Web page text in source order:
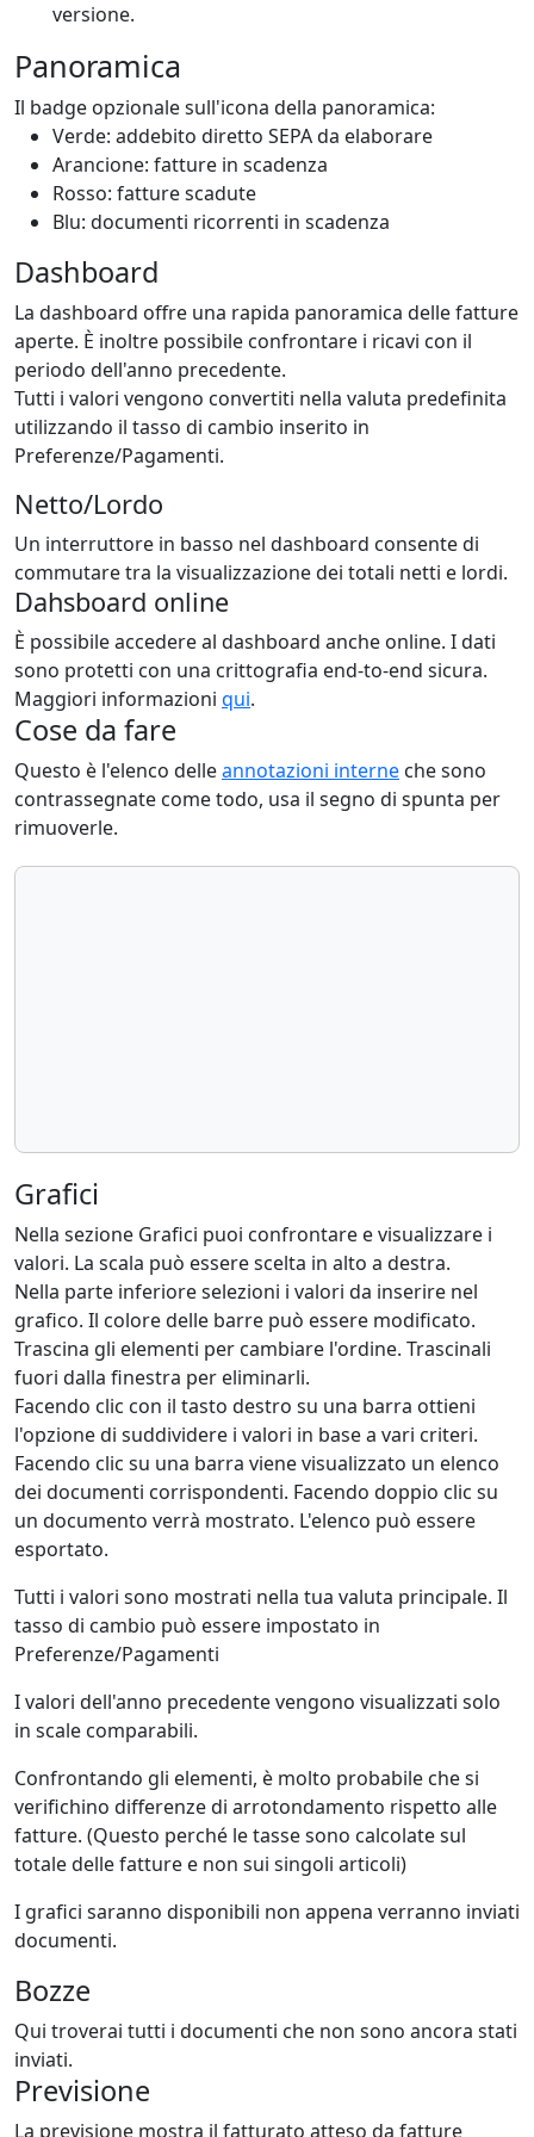
versione.
Panoramica
Il badge opzionale sull'icona della panoramica:
Verde: addebito diretto SEPA da elaborare
Arancione: fatture in scadenza
Rosso: fatture scadute
Blu: documenti ricorrenti in scadenza
Dashboard
La dashboard offre una rapida panoramica delle fatture
aperte. È inoltre possibile confrontare i ricavi con il
periodo dell'anno precedente.
Tutti i valori vengono convertiti nella valuta predefinita
utilizzando il tasso di cambio inserito in
Preferenze/Pagamenti.
Netto/Lordo
Un interruttore in basso nel dashboard consente di
commutare tra la visualizzazione dei totali netti e lordi.
Dahsboard online
È possibile accedere al dashboard anche online. I dati
sono protetti con una crittografia end-to-end sicura.
Maggiori informazioni qui.
Cose da fare
Questo è l'elenco delleannotazioni interne che sono
contrassegnate come todo, usa il segno di spunta per
rimuoverle.
Grafici
Nella sezione Grafici puoi confrontare e visualizzare i
valori. La scala può essere scelta in alto a destra.
Nella parte inferiore selezioni i valori da inserire nel
grafico. Il colore delle barre può essere modificato.
Trascina gli elementi per cambiare l'ordine. Trascinali
fuori dalla finestra per eliminarli.
Facendo clic con il tasto destro su una barra ottieni
l'opzione di suddividere i valori in base a vari criteri.
Facendo clic su una barra viene visualizzato un elenco
dei documenti corrispondenti. Facendo doppio clic su
un documento verrà mostrato. L'elenco può essere
esportato.
Tutti i valori sono mostrati nella tua valuta principale. Il
tasso di cambio può essere impostato in
Preferenze/Pagamenti
I valori dell'anno precedente vengono visualizzati solo
in scale comparabili.
Confrontando gli elementi, è molto probabile che si
verifichino differenze di arrotondamento rispetto alle
fatture. (Questo perché le tasse sono calcolate sul
totale delle fatture e non sui singoli articoli)
I grafici saranno disponibili non appena verranno inviati
documenti.
Bozze
Qui troverai tutti i documenti che non sono ancora stati
inviati.
Previsione
La previsione mostra il fatturato atteso da fatture